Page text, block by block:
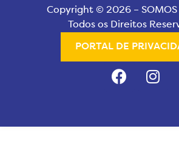
Copyright © 2026 – SOMOS
Todos os Direitos
PORTAL DE